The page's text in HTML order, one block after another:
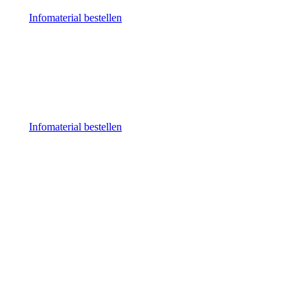
Infomaterial bestellen
Infomaterial bestellen